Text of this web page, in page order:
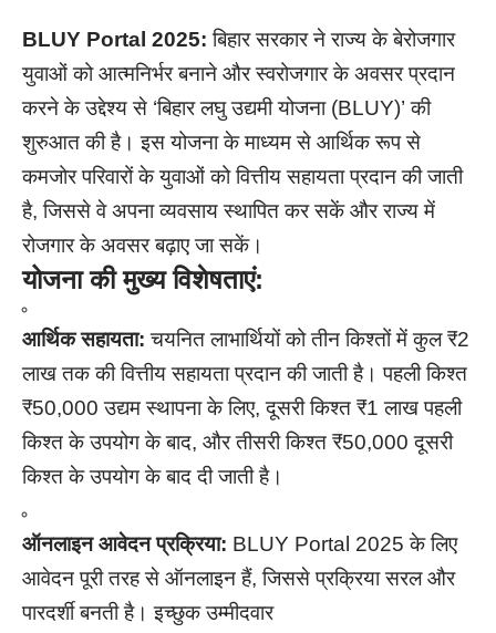
BLUY Portal 2025:बिहार सरकार ने राज्य के बेरोजगार
युवाओं को आत्मनिर्भर बनाने और स्वरोजगार के अवसर प्रदान
करने के उद्देश्य से ‘बिहार लघु उद्यमी योजना (BLUY)’ की
शुरुआत की है। इस योजना के माध्यम से आर्थिक रूप से
कमजोर परिवारों के युवाओं को वित्तीय सहायता प्रदान की जाती
है, जिससे वे अपना व्यवसाय स्थापित कर सकें और राज्य में
रोजगार के अवसर बढ़ाए जा सकें।
योजना की मुख्य विशेषताएं:
आर्थिक सहायता: चयनित लाभार्थियों को तीन किश्तों में कुल ₹2
लाख तक की वित्तीय सहायता प्रदान की जाती है। पहली किश्त
₹50,000 उद्यम स्थापना के लिए, दूसरी किश्त ₹1 लाख पहली
किश्त के उपयोग के बाद, और तीसरी किश्त ₹50,000 दूसरी
किश्त के उपयोग के बाद दी जाती है।
ऑनलाइन आवेदन प्रक्रिया: BLUY Portal 2025 के लिए
आवेदन पूरी तरह से ऑनलाइन हैं, जिससे प्रक्रिया सरल और
पारदर्शी बनती है। इच्छुक उम्मीदवार